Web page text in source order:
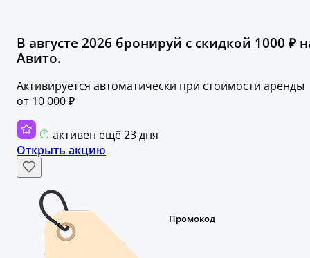
В августе 2026 бронируй с скидкой 1000 ₽
Авито.
Активируется автоматически при стоимости аренды
от 10 000 ₽
активен ещё 23 дня
Открыть акцию